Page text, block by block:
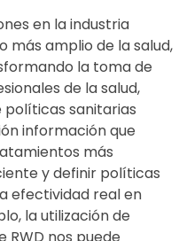
en la industria
más amplio de la salud,
la toma de
de la salud,
sanitarias
información que
más
y definir políticas
efectividad real en
la utilización de
RWD nos puede